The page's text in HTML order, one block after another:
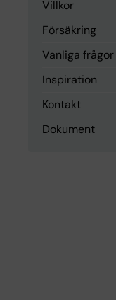
Villkor
Försäkring
Vanliga frågor
Inspiration
Kontakt
Dokument